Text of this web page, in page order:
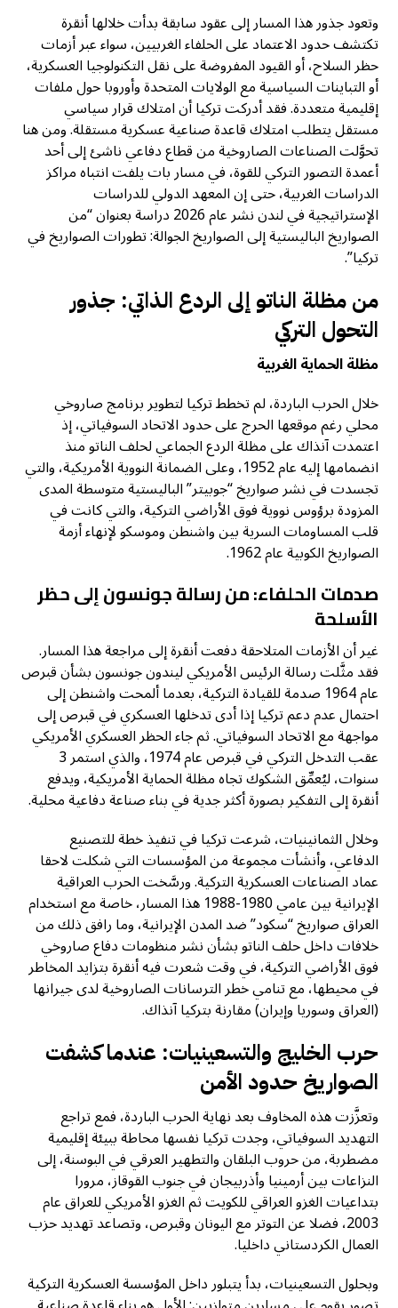
وتعود جذور هذا المسار إلى عقود سابقة بدأت خلالها أنقرة
تكتشف حدود الاعتماد على الحلفاء الغربيين، سواء عبر أزمات
حظر السلاح، أو القيود المفروضة على نقل التكنولوجيا العسكرية،
أو التباينات السياسية مع الولايات المتحدة وأوروبا حول ملفات
إقليمية متعددة. فقد أدركت تركيا أن امتلاك قرار سياسي
مستقل يتطلب امتلاك قاعدة صناعية عسكرية مستقلة. ومن هنا
تحوَّلت الصناعات الصاروخية من قطاع دفاعي ناشئ إلى أحد
أعمدة التصور التركي للقوة، في مسار بات يلفت انتباه مراكز
الدراسات الغربية، حتى إن المعهد الدولي للدراسات
الإستراتيجية في لندن نشر عام 2026 دراسة بعنوان “من
الصواريخ الباليستية إلى الصواريخ الجوالة: تطورات الصواريخ في
تركيا”.
من مظلة الناتو إلى الردع الذاتي: جذور
التحول التركي
مظلة الحماية الغربية
خلال الحرب الباردة، لم تخطط تركيا لتطوير برنامج صاروخي
محلي رغم موقعها الحرج على حدود الاتحاد السوفياتي، إذ
اعتمدت آنذاك على مظلة الردع الجماعي لحلف الناتو منذ
انضمامها إليه عام 1952، وعلى الضمانة النووية الأمريكية، والتي
تجسدت في نشر صواريخ “جوبيتر” الباليستية متوسطة المدى
المزودة برؤوس نووية فوق الأراضي التركية، والتي كانت في
قلب المساومات السرية بين واشنطن وموسكو لإنهاء أزمة
الصواريخ الكوبية عام 1962.
صدمات الحلفاء: من رسالة جونسون إلى حظر
الأسلحة
غير أن الأزمات المتلاحقة دفعت أنقرة إلى مراجعة هذا المسار.
فقد مثَّلت رسالة الرئيس الأمريكي ليندون جونسون بشأن قبرص
عام 1964 صدمة للقيادة التركية، بعدما ألمحت واشنطن إلى
احتمال عدم دعم تركيا إذا أدى تدخلها العسكري في قبرص إلى
مواجهة مع الاتحاد السوفياتي. ثم جاء الحظر العسكري الأمريكي
عقب التدخل التركي في قبرص عام 1974، والذي استمر 3
سنوات، ليُعمِّق الشكوك تجاه مظلة الحماية الأمريكية، ويدفع
أنقرة إلى التفكير بصورة أكثر جدية في بناء صناعة دفاعية محلية.
وخلال الثمانينيات، شرعت تركيا في تنفيذ خطة للتصنيع
الدفاعي، وأنشأت مجموعة من المؤسسات التي شكلت لاحقا
عماد الصناعات العسكرية التركية. ورسَّخت الحرب العراقية
الإيرانية بين عامي 1980-1988 هذا المسار، خاصة مع استخدام
العراق صواريخ “سكود” ضد المدن الإيرانية، وما رافق ذلك من
خلافات داخل حلف الناتو بشأن نشر منظومات دفاع صاروخي
فوق الأراضي التركية، في وقت شعرت فيه أنقرة بتزايد المخاطر
في محيطها، مع تنامي خطر الترسانات الصاروخية لدى جيرانها
(العراق وسوريا وإيران) مقارنة بتركيا آنذاك.
حرب الخليج والتسعينيات: عندما كشفت
الصواريخ حدود الأمن
وتعزَّزت هذه المخاوف بعد نهاية الحرب الباردة، فمع تراجع
التهديد السوفياتي، وجدت تركيا نفسها محاطة ببيئة إقليمية
مضطربة، من حروب البلقان والتطهير العرقي في البوسنة، إلى
النزاعات بين أرمينيا وأذربيجان في جنوب القوقاز، مرورا
بتداعيات الغزو العراقي للكويت ثم الغزو الأمريكي للعراق عام
2003، فضلا عن التوتر مع اليونان وقبرص، وتصاعد تهديد حزب
العمال الكردستاني داخليا.
وبحلول التسعينيات، بدأ يتبلور داخل المؤسسة العسكرية التركية